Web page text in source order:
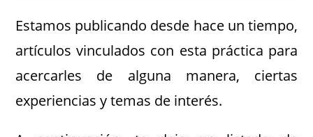
Estamos publicando desde hace un tiempo,
artículos vinculados con esta práctica para
acercarles de alguna manera, ciertas
experiencias y temas de interés.